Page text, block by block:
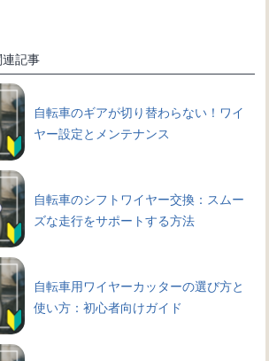
記事
自転車のギアが切り替わらない！ワイ
ヤー設定とメンテナンス
自転車のシフトワイヤー交換：スムー
ズな走行をサポートする方法
自転車用ワイヤーカッターの選び方と
使い方：初心者向けガイド